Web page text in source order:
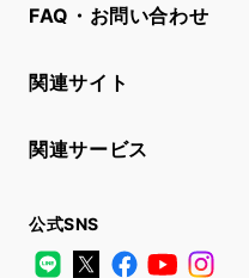
FAQ・お問い合わせ
関連サイト
関連サービス
公式SNS
LINE
X FacebookYouTube